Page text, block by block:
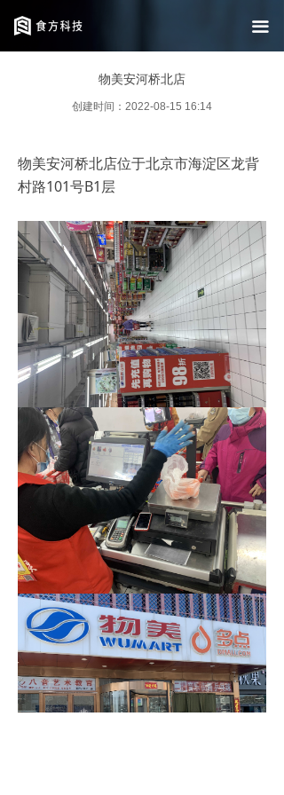
끀
返回中文首页
物美安河桥北店
物美安河桥北店位于北京市海淀区龙背
村路101号B1层
创建时间： 2022-08-15 16:14